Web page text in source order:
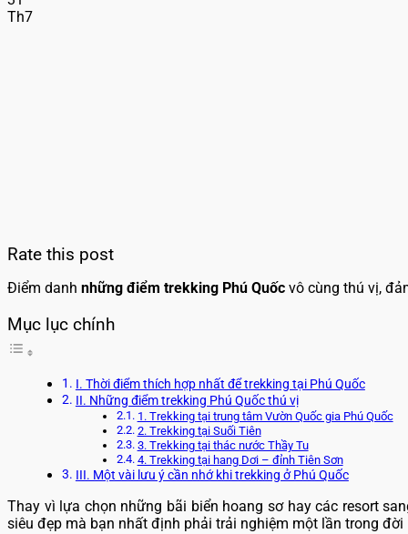
Th7
Rate this post
Điểm danh những điểm trekking Phú Quốc vô cùng thú vị,
Mục lục chính
I. Thời điểm thích hợp nhất để trekking tại Phú Quốc
II. Những điểm trekking Phú Quốc thú vị
1. Trekking tại trung tâm Vườn Quốc gia Phú Quốc
2. Trekking tại Suối Tiên
3. Trekking tại thác nước Thầy Tu
4. Trekking tại hang Dơi – đỉnh Tiên Sơn
III. Một vài lưu ý cần nhớ khi trekking ở Phú Quốc
Thay vì lựa chọn những bãi biển hoang sơ hay các resort
siêu đẹp mà bạn nhất định phải trải nghiệm một lần trong